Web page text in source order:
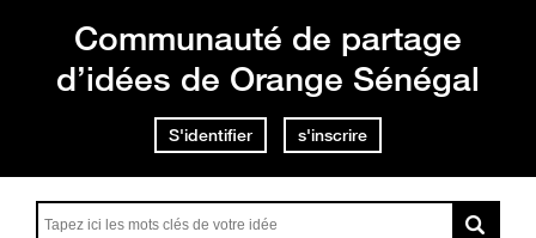
Communauté de partage
d’idées de Orange Sénégal
S'identifier s'inscrire